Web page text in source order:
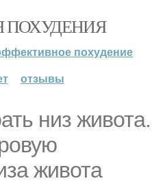
ПОХУДЕНИЯ
похудение
отзывы
низ живота.
живота